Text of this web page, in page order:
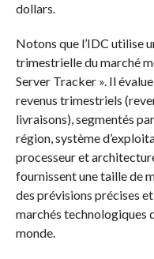
dollars.
Notons que l’IDC utilise
trimestrielle du marché
Server Tracker ». Il
revenus trimestriels
livraisons), segmentés
région, système
processeur et
fournissent une taille de
des prévisions précises
marchés technologiques
monde.